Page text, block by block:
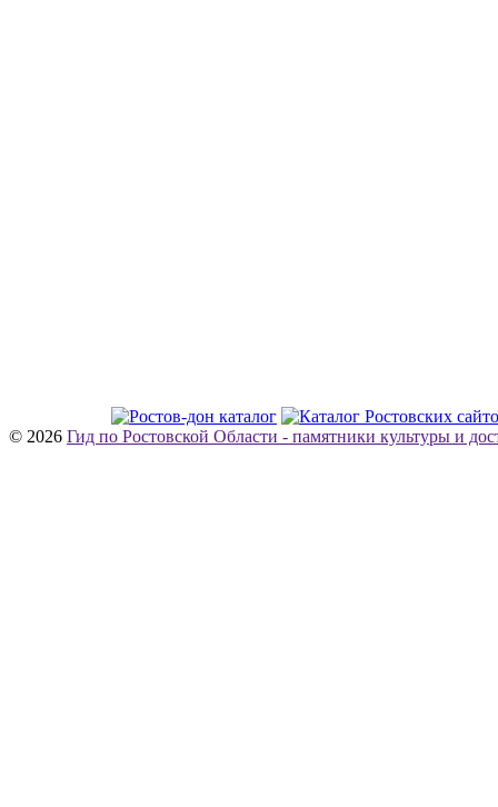
© 2026 Гид по Ростовской Области - памятники культуры и